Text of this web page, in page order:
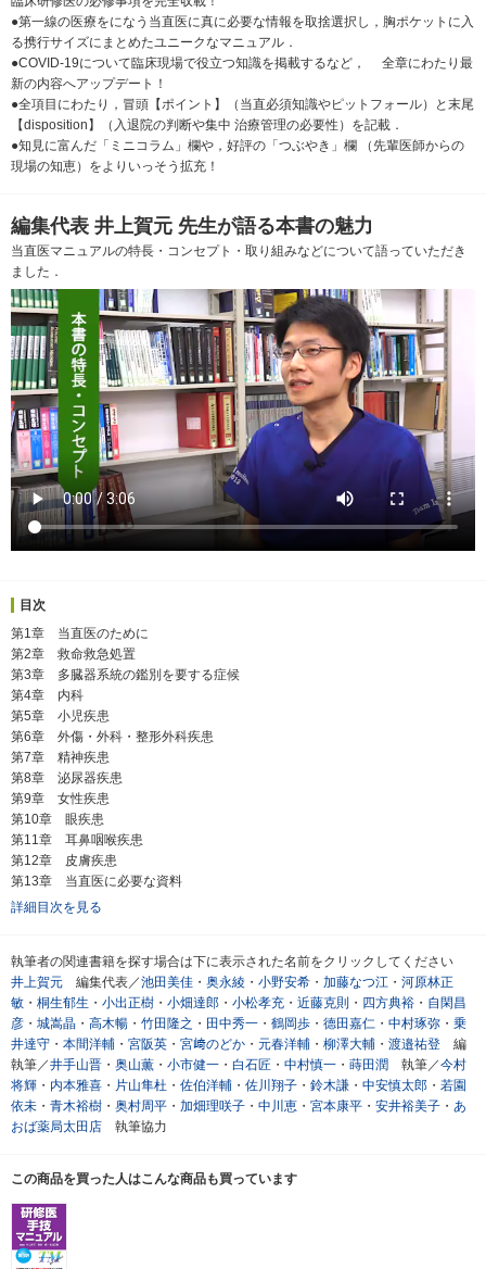
●第一線の医療をになう当直医に真に必要な情報を取捨選択し，胸ポケットに入
る携行サイズにまとめたユニークなマニュアル．
●COVID-19について臨床現場で役立つ知識を掲載するなど， 全章にわたり最
新の内容へアップデート！
●全項目にわたり，冒頭【ポイント】（当直必須知識やピットフォール）と末尾
【disposition】（入退院の判断や集中 治療管理の必要性）を記載．
●知見に富んだ「ミニコラム」欄や，好評の「つぶやき」欄 （先輩医師からの
現場の知恵）をよりいっそう拡充！
編集代表 井上賀元 先生が語る本書の魅力
当直医マニュアルの特長・コンセプト・取り組みなどについて語っていただき
ました．
目次
第1章 当直医のために
第2章 救命救急処置
第3章 多臓器系統の鑑別を要する症候
第4章 内科
第5章 小児疾患
第6章 外傷・外科・整形外科疾患
第7章 精神疾患
第8章 泌尿器疾患
第9章 女性疾患
第10章 眼疾患
第11章 耳鼻咽喉疾患
第12章 皮膚疾患
第13章 当直医に必要な資料
詳細目次を見る
執筆者の関連書籍を探す場合は下に表示された名前をクリックしてください
井上賀元 編集代表／池田美佳 ・ 奥永綾 ・ 小野安希 ・ 加藤なつ江 ・ 河原林正
敏 ・ 桐生郁生 ・ 小出正樹 ・ 小畑達郎 ・ 小松孝充 ・ 近藤克則 ・ 四方典裕 ・ 自閑昌
彦 ・ 城嵩晶 ・ 高木暢 ・ 竹田隆之 ・ 田中秀一 ・ 鶴岡歩 ・ 德田嘉仁 ・ 中村琢弥 ・ 乗
井達守 ・ 本間洋輔 ・ 宮阪英 ・ 宮﨑のどか ・ 元春洋輔 ・ 柳澤大輔 ・ 渡邉祐登 編
執筆／井手山晋 ・ 奥山薫 ・ 小市健一 ・ 白石匠 ・ 中村慎一 ・ 蒔田潤 執筆／今村
将輝 ・ 内本雅喜 ・ 片山隼杜 ・ 佐伯洋輔 ・ 佐川翔子 ・ 鈴木謙 ・ 中安慎太郎 ・ 若園
依未 ・ 青木裕樹 ・ 奥村周平 ・ 加畑理咲子 ・ 中川恵 ・ 宮本康平 ・ 安井裕美子 ・ あ
おば薬局太田店 執筆協力
この商品を買った人はこんな商品も買っています